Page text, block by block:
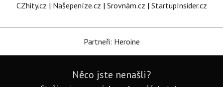
CZhity.cz | Našepeníze.cz | Srovnám.cz | StartupInsider.cz
Partneři: Heroine
Něco jste nenašli?